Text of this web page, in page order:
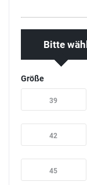
Bitte
Größe
39
42
45